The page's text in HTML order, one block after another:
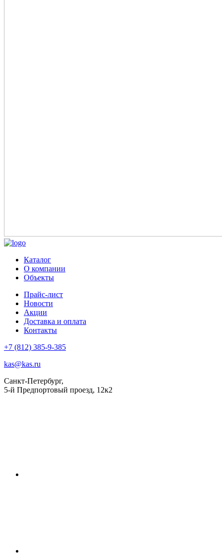
Каталог
О компании
Объекты
Прайс-лист
Новости
Акции
Доставка и оплата
Контакты
+7 (812) 385-9-385
kas@kas.ru
Санкт-Петербург,
5-й Предпортовый проезд, 12к2